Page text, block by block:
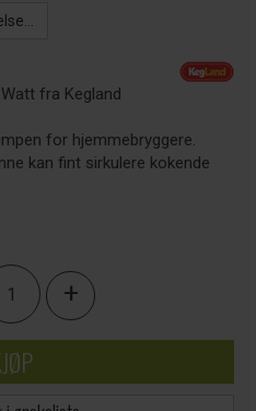
fra Kegland
for hjemmebryggere.
kan fint sirkulere kokende
+